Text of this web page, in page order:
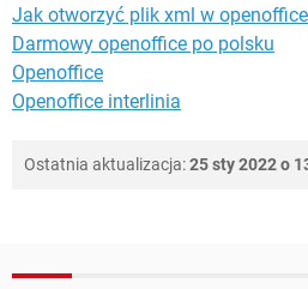
Jak otworzyć plik xml w openoffice
Darmowy openoffice po polsku
Openoffice
Openoffice interlinia
Ostatnia aktualizacja:25 sty 2022 o